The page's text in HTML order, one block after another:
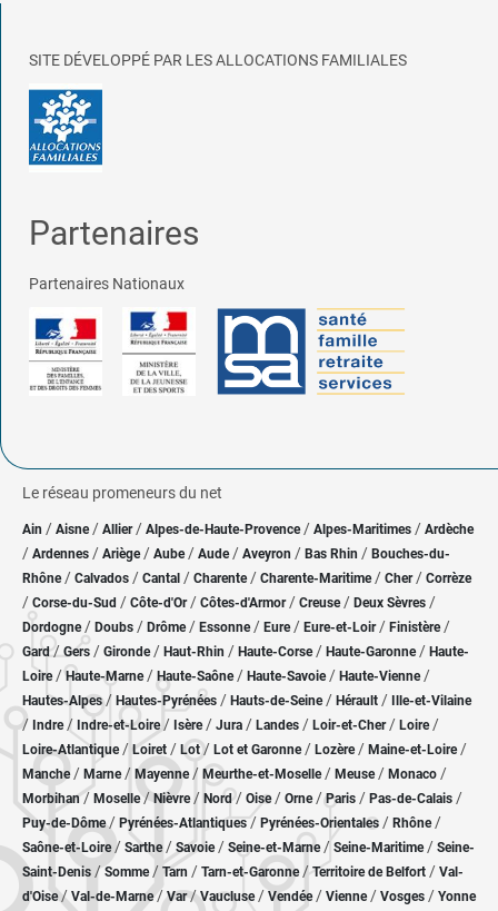
SITE DÉVELOPPÉ PAR LES ALLOCATIONS FAMILIALES
Partenaires
Partenaires Nationaux
Le réseau promeneurs du net
Ain / Aisne/ Allier/ Alpes-de-Haute-Provence / Alpes-Maritimes / Ardèche
/ Ardennes / Ariège/ Aube/ Aude / Aveyron / Bas Rhin / Bouches-du-
Rhône/ Calvados / Cantal / Charente / Charente-Maritime/ Cher / Corrèze
/ Corse-du-Sud / Côte-d'Or / Côtes-d'Armor/ Creuse/ Deux Sèvres /
Dordogne/ Doubs / Drôme/ Essonne / Eure/ Eure-et-Loir / Finistère/
Gard/Gers / Gironde/ Haut-Rhin / Haute-Corse/ Haute-Garonne/ Haute-
Loire/Haute-Marne/ Haute-Saône/ Haute-Savoie/ Haute-Vienne/
Hautes-Alpes/ Hautes-Pyrénées / Hauts-de-Seine/ Hérault / Ille-et-Vilaine
/ Indre/ Indre-et-Loire/ Isère/ Jura / Landes / Loir-et-Cher/ Loire/
Loire-Atlantique/ Loiret / Lot/ Lot et Garonne/ Lozère / Maine-et-Loire/
Manche/ Marne/ Mayenne/ Meurthe-et-Moselle/ Meuse/ Monaco /
Morbihan/ Moselle/ Nièvre / Nord/ Oise / Orne/Paris / Pas-de-Calais /
Puy-de-Dôme/ Pyrénées-Atlantiques / Pyrénées-Orientales / Rhône/
Saône-et-Loire/ Sarthe/ Savoie/ Seine-et-Marne/ Seine-Maritime/ Seine-
Saint-Denis /Somme/ Tarn / Tarn-et-Garonne/Territoire de Belfort / Val-
d'Oise/ Val-de-Marne/Var/Vaucluse/ Vendée/ Vienne/ Vosges / Yonne